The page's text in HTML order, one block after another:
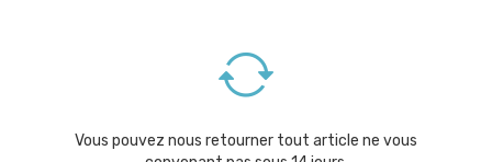
Vous pouvez nous retourner tout article ne vous